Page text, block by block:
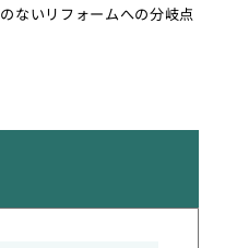
ないリフォームへの分岐点